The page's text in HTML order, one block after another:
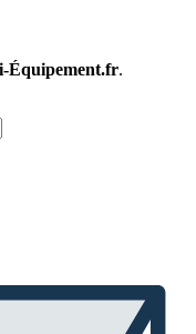
Équipement.fr.